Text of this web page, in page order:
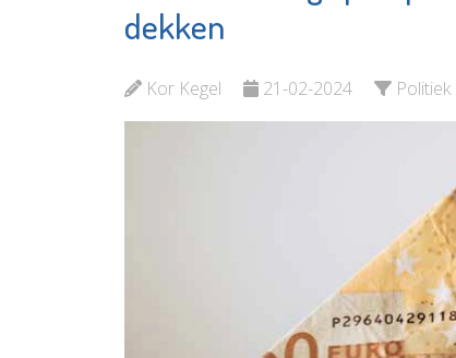
dekken
Kor Kegel 21-02-2024 Politiek
Departement
Waterweg-